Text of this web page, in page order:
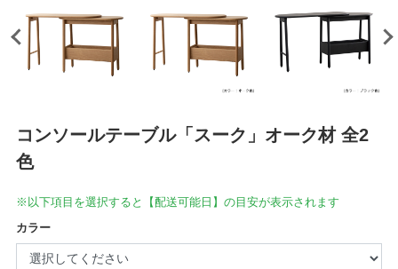
コンソールテーブル「スーク」オーク材 全2
色
※以下項目を選択すると【配送可能日】の目安が表示されます
カラー